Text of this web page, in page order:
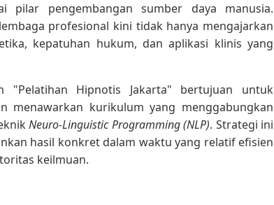
pilar pengembangan sumber daya manusia.
profesional kini tidak hanya mengajarkan
kepatuhan hukum, dan aplikasi klinis yang
"Pelatihan Hipnotis Jakarta" bertujuan untuk
menawarkan kurikulum yang menggabungkan
Neuro-Linguistic Programming (NLP). Strategi ini
hasil konkret dalam waktu yang relatif efisien
keilmuan.